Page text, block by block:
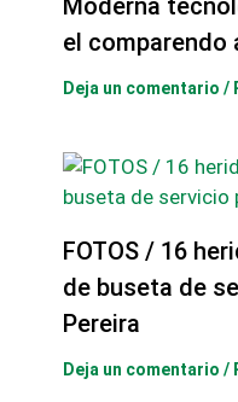
Moderna
el comparendo
Deja un comentario /
FOTOS / 16
de buseta de
Pereira
Deja un comentario /